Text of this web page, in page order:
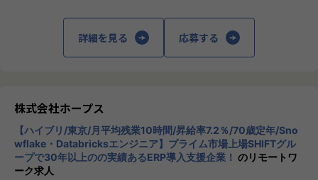
リューションを提供する会社です。
・MISSION「ワークをもっとワクワクに」
・VISION「基幹系業務DXをリード」
ITの力で人手不足の解消と流動性の拡大に寄与するサービス
を提供し、世の中の仕事の標準化の輪を広げます。
チ開発やコンサルティングまで幅広いサービ
スを提供しています。クラウドERPやローコ
ード開発を柱とし、業務効率化やDX推進、経
CloudやOracle ERP Cloudなどを活用し、企
業の業務プロセスを最適化し、経営管理の強
化を図っています1。
社風/文化
詳細を見る 応募する
株式会社ホープス
【ハイブリ/東京/月平均残業10時間/昇給率7.2％/70歳定年/Sno
wflake・Databricksエンジニア】プライム市場上場SHIFTグル
ープで30年以上のの実績あるERP導入支援企業！ のリモートワ
ーク求人